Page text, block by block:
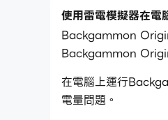
使用雷電模擬器在
Backgammon
Backgammon
在電腦上運行
電量問題。